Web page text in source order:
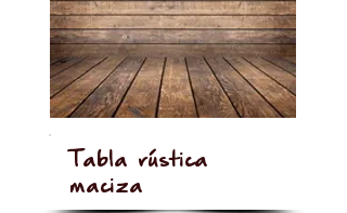
Tabla rústica
maciza